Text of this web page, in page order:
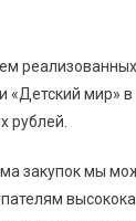
«Детский мир» в
рублей.
закупок мы